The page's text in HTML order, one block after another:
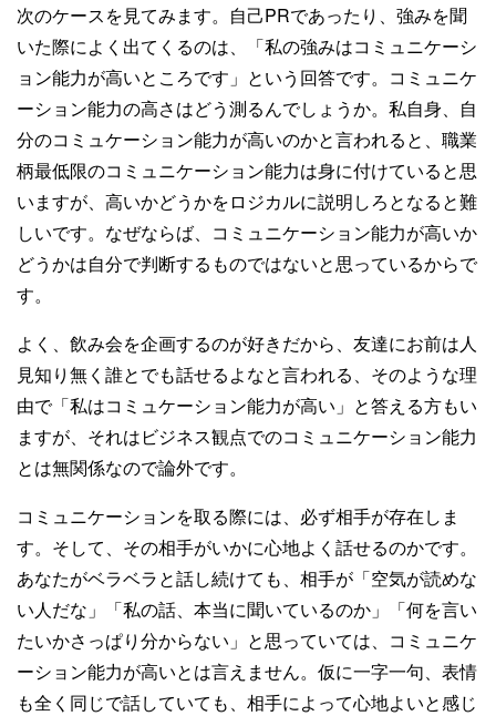
次のケースを見てみます。自己PRであったり、強みを聞
いた際によく出てくるのは、「私の強みはコミュニケーシ
ョン能力が高いところです」という回答です。コミュニケ
ーション能力の高さはどう測るんでしょうか。私自身、自
分のコミュケーション能力が高いのかと言われると、職業
柄最低限のコミュニケーション能力は身に付けていると思
いますが、高いかどうかをロジカルに説明しろとなると難
しいです。なぜならば、コミュニケーション能力が高いか
どうかは自分で判断するものではないと思っているからで
す。
よく、飲み会を企画するのが好きだから、友達にお前は人
見知り無く誰とでも話せるよなと言われる、そのような理
由で「私はコミュケーション能力が高い」と答える方もい
ますが、それはビジネス観点でのコミュニケーション能力
とは無関係なので論外です。
コミュニケーションを取る際には、必ず相手が存在しま
す。そして、その相手がいかに心地よく話せるのかです。
あなたがベラベラと話し続けても、相手が「空気が読めな
い人だな」「私の話、本当に聞いているのか」「何を言い
たいかさっぱり分からない」と思っていては、コミュニケ
ーション能力が高いとは言えません。仮に一字一句、表情
も全く同じで話していても、相手によって心地よいと感じ